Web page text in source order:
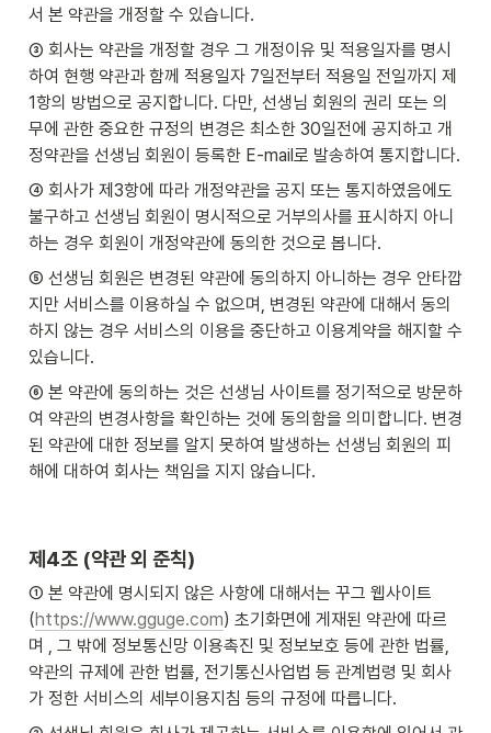
서 본 약관을 개정할 수 있습니다.
③ 회사는 약관을 개정할 경우 그 개정이유 및 적용일자를 명시
하여 현행 약관과 함께 적용일자 7일전부터 적용일 전일까지 제
1항의 방법으로 공지합니다. 다만, 선생님 회원의 권리 또는 의
무에 관한 중요한 규정의 변경은 최소한 30일전에 공지하고 개
정약관을 선생님 회원이 등록한 E-mail로 발송하여 통지합니다.
④ 회사가 제3항에 따라 개정약관을 공지 또는 통지하였음에도
불구하고 선생님 회원이 명시적으로 거부의사를 표시하지 아니
하는 경우 회원이 개정약관에 동의한 것으로 봅니다.
⑤ 선생님 회원은 변경된 약관에 동의하지 아니하는 경우 안타깝
지만 서비스를 이용하실 수 없으며, 변경된 약관에 대해서 동의
하지 않는 경우 서비스의 이용을 중단하고 이용계약을 해지할 수
있습니다.
⑥ 본 약관에 동의하는 것은 선생님 사이트를 정기적으로 방문하
여 약관의 변경사항을 확인하는 것에 동의함을 의미합니다. 변경
된 약관에 대한 정보를 알지 못하여 발생하는 선생님 회원의 피
해에 대하여 회사는 책임을 지지 않습니다.
제4조 (약관 외 준칙)
① 본 약관에 명시되지 않은 사항에 대해서는 꾸그 웹사이트
(https://www.gguge.com) 초기화면에 게재된 약관에 따르
며 , 그 밖에 정보통신망 이용촉진 및 정보보호 등에 관한 법률,
약관의 규제에 관한 법률, 전기통신사업법 등 관계법령 및 회사
가 정한 서비스의 세부이용지침 등의 규정에 따릅니다.